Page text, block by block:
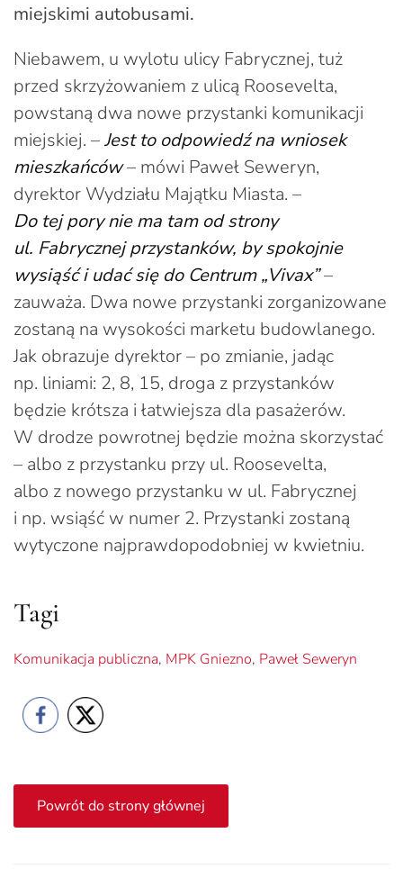
miejskimi autobusami.
Niebawem, u wylotu ulicy Fabrycznej, tuż
przed skrzyżowaniem z ulicą Roosevelta,
powstaną dwa nowe przystanki komunikacji
miejskiej. –Jest to odpowiedź na wniosek
mieszkańców– mówi Paweł Seweryn,
dyrektor Wydziału Majątku Miasta. –
Do tej pory nie ma tam od strony
ul. Fabrycznej przystanków, by spokojnie
wysiąść i udać się do Centrum „Vivax”–
zauważa. Dwa nowe przystanki zorganizowane
zostaną na wysokości marketu budowlanego.
Jak obrazuje dyrektor – po zmianie, jadąc
np. liniami: 2, 8, 15, droga z przystanków
będzie krótsza i łatwiejsza dla pasażerów.
W drodze powrotnej będzie można skorzystać
– albo z przystanku przy ul. Roosevelta,
albo z nowego przystanku w ul. Fabrycznej
i np. wsiąść w numer 2. Przystanki zostaną
wytyczone najprawdopodobniej w kwietniu.
Tagi
Komunikacja publiczna, MPK Gniezno, Paweł Seweryn
Powrót do strony głównej